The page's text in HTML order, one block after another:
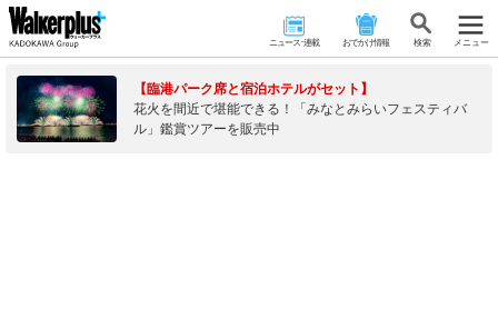
ニュース･連載 おでかけ情報 検 索 メニュー
【臨港パーク席と宿泊ホテルがセット】
花火を間近で堪能できる！「みなとみらいフェスティバ
ル」鑑賞ツアーを販売中